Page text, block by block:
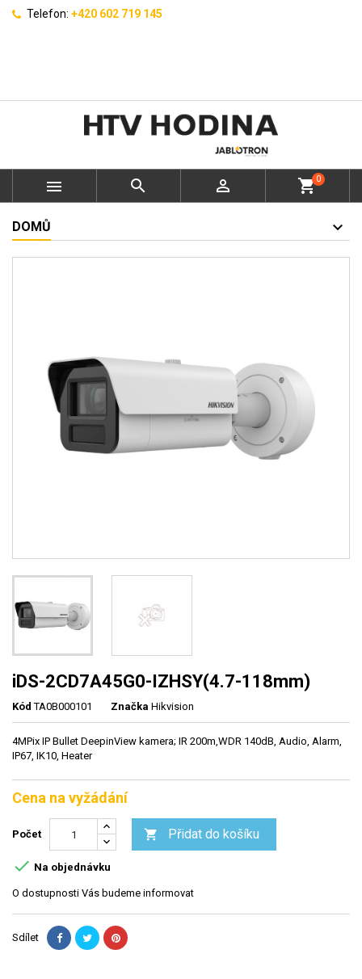
Telefon: +420 602 719 145
   shopping_cart0
DOMŮ
iDS-2CD7A45G0-IZHSY(4.7-118mm)
Kód TA0B000101 Značka Hikvision
4MPix IP Bullet DeepinView kamera; IR 200m,WDR 140dB, Audio, Alarm,
IP67, IK10, Heater
Cena na vyžádání
Počet  Přidat do košíku
 Na objednávku
O dostupnosti Vás budeme informovat
Sdílet